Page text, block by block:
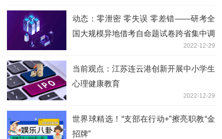
动态：零泄密 零失误 零差错——研考全
国大规模异地借考自命题试卷跨省集中调
2022-12-29
当前观点：江苏连云港创新开展中小学生
心理健康教育
2022-12-29
世界球精选！“支部在行动+”擦亮职教“金
招牌”